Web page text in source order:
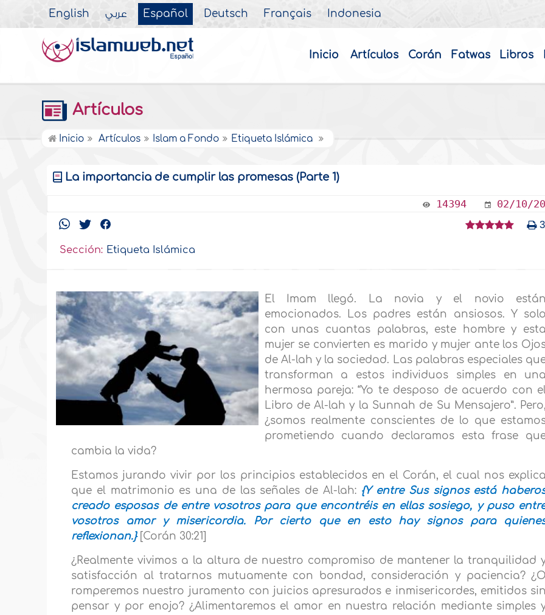
English عربي Español Deutsch Français Indonesia
Inicio Artículos Corán Fatwas Libros
Artículos
Inicio Artículos Islam a Fondo Etiqueta Islámica
La importancia de cumplir las promesas (Parte 1)
14394 02/10/
Sección: Etiqueta Islámica
El Imam llegó. La novia y el novio están
emocionados. Los padres están ansiosos. Y solo
con unas cuantas palabras, este hombre y esta
mujer se convierten es marido y mujer ante los
de Al-lah y la sociedad. Las palabras especiales
transforman a estos individuos simples en una
hermosa pareja: “Yo te desposo de acuerdo con
Libro de Al-lah y la Sunnah de Su Mensajero”. Pero,
¿somos realmente conscientes de lo que
prometiendo cuando declaramos esta frase
cambia la vida?
Estamos jurando vivir por los principios establecidos en el Corán, el cual nos explica
que el matrimonio es una de las señales de Al-lah: {Y entre Sus signos está
creado esposas de entre vosotros para que encontréis en ellas sosiego, y puso
vosotros amor y misericordia. Por cierto que en esto hay signos para
reflexionan.}[Corán 30:21]
¿Realmente vivimos a la altura de nuestro compromiso de mantener la tranquilidad
satisfacción al tratarnos mutuamente con bondad, consideración y paciencia? ¿O
romperemos nuestro juramento con juicios apresurados e inmisericordes, emitidos sin
pensar y por enojo? ¿Alimentaremos el amor en nuestra relación mediante simples